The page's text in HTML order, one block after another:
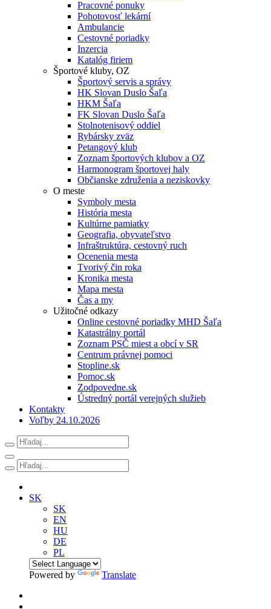
Pracovné ponuky
Pohotovosť lekární
Ambulancie
Cestovné poriadky
Inzercia
Katalóg firiem
Športové kluby, OZ
Športový servis a správy
HK Slovan Duslo Šaľa
HKM Šaľa
FK Slovan Duslo Šaľa
Stolnotenisový oddiel
Rybársky zväz
Petangový klub
Zoznam športových klubov a OZ
Harmonogram športovej haly
Občianske združenia a neziskovky
O meste
Symboly mesta
História mesta
Kultúrne pamiatky
Geografia, obyvateľstvo
Infraštruktúra, cestovný ruch
Ocenenia mesta
Tvorivý čin roka
Kronika mesta
Mapa mesta
Čas a my
Užitočné odkazy
Online cestovné poriadky MHD Šaľa
Katastrálny portál
Zoznam PSČ miest a obcí v SR
Centrum právnej pomoci
Stopline.sk
Pomoc.sk
Zodpovedne.sk
Ústredný portál verejných služieb
Kontakty
Voľby 24.10.2026
SK
SK
EN
HU
DE
PL
Powered by Translate